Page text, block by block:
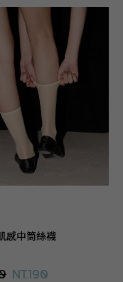
感中筒絲襪
NT.190